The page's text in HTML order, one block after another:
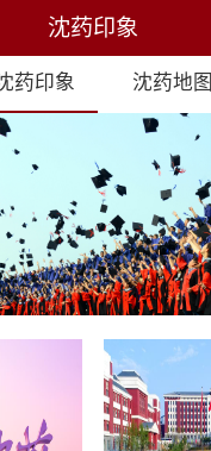
沈药印象
药印象 沈药地图